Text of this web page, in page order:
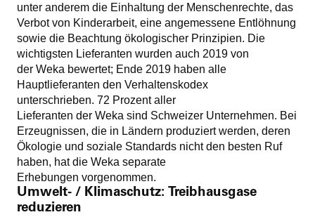
unter anderem die Einhaltung der Menschenrechte, das
Verbot von Kinderarbeit, eine angemessene Entlöhnung
sowie die Beachtung ökologischer Prinzipien. Die
wichtigsten Lieferanten wurden auch 2019 von
der Weka bewertet; Ende 2019 haben alle
Hauptlieferanten den Verhaltenskodex
unterschrieben. 72 Prozent aller
Lieferanten der Weka sind Schweizer Unternehmen. Bei
Erzeugnissen, die in Ländern produziert werden, deren
Ökologie und soziale Standards nicht den besten Ruf
haben, hat die Weka separate
Erhebungen vorgenommen.
Umwelt- / Klimaschutz: Treibhausgase
reduzieren